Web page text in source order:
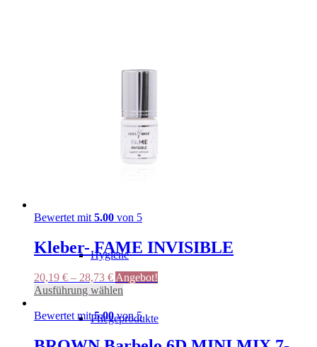
Bürsten
Hygiene
Pflegeprodukte
können
der
Produktseite
gewählt
werden
Bewertet mit 5.00 von 5
Kleber- FAME INVISIBLE
20,19 € – 28,73 € Angebot!
Ausführung wählen
weist
mehrere
Varianten
Bewertet mit5.00von 5